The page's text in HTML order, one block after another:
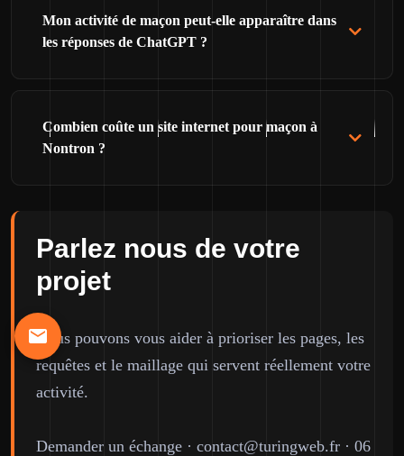
Mon activité de maçon peut-elle apparaître dans
les réponses de ChatGPT ?
Combien coûte un site internet pour maçon à
Nontron ?
Parlez nous de votre
projet
Nous pouvons vous aider à prioriser les pages, les
requêtes et le maillage qui servent réellement votre
activité.
Demander un échange · contact@turingweb.fr · 06